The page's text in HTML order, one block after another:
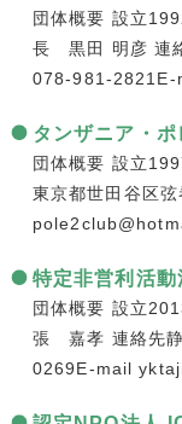
団体概要 設立
長 黒田 明彦 連
078-981-
タンザニア・
団体概要 設立
東京都世田谷区
特定非営利活
団体概要 設立
張 嘉孝 連絡先
0269E-mail